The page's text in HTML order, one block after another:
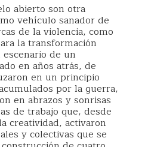
abierto son otra
vehículo sanador de
de la violencia, como
la transformación
de un
en años atrás, de
en un principio
por la guerra,
en abrazos y sonrisas
de trabajo que, desde
creatividad, activaron
y colectivas que se